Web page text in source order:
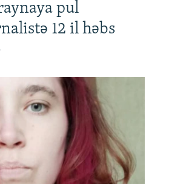
pul
12 il həbs